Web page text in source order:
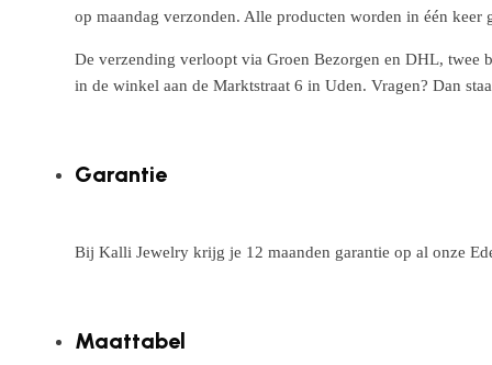
op maandag verzonden. Alle producten worden in één
De verzending verloopt via Groen Bezorgen en DHL, twee
in de winkel aan de Marktstraat 6 in Uden. Vragen? Dan
Garantie
Bij Kalli Jewelry krijg je 12 maanden garantie op al onze
Maattabel